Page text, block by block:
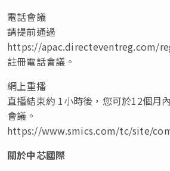
電話會議
請提前通過
https://apac.directeventreg.com/
註冊電話會議。
網上重播
直播結束約 1小時後，您可於12個月
會議。
https://www.smics.com/tc/site/
關於中芯國際